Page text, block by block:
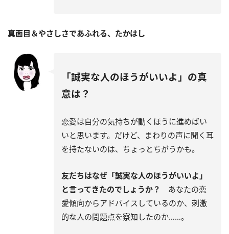
真面目＆やさしさであふれる、たかはし
「誠実な人のほうがいいよ」の真
意は？
恋愛は自分の気持ちが動くほうに進めばい
いと思います。だけど、まわりの声に聞く耳
を持たないのは、ちょっとちがうかも。
友だちはなぜ「誠実な人のほうがいいよ」
と言ってきたのでしょうか？ あなたの恋
愛傾向からアドバイスしているのか、刺激
的な人の問題点を察知したのか……。